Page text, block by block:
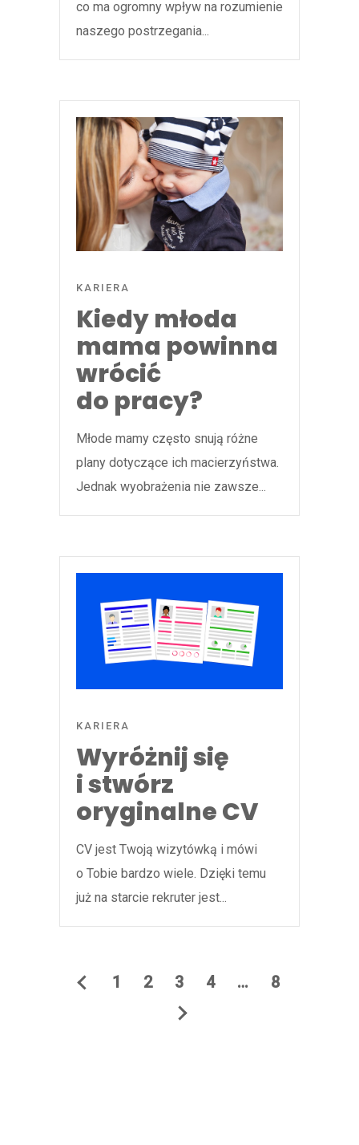
co ma ogromny wpływ na rozumienie
naszego postrzegania...
KARIERA
Kiedy młoda
mama powinna
wrócić
do pracy?
Młode mamy często snują różne
plany dotyczące ich macierzyństwa.
Jednak wyobrażenia nie zawsze...
KARIERA
Wyróżnij się
i stwórz
oryginalne CV
CV jest Twoją wizytówką i mówi
o Tobie bardzo wiele. Dzięki temu
już na starcie rekruter jest...
1 2 3 4 … 8